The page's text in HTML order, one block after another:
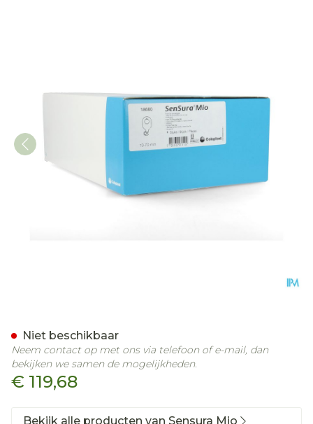
€ 119,68
Niet beschikbaar
Neem contact op met ons via telefoon of e-mail, dan
bekijken we samen de mogelijkheden.
Bekijk alle producten van Sensura Mio